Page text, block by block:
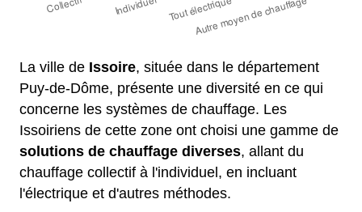
La ville de Issoire, située dans le département
Puy-de-Dôme, présente une diversité en ce qui
concerne les systèmes de chauffage. Les
Issoiriens de cette zone ont choisi une gamme de
solutions de chauffage diverses, allant du
chauffage collectif à l'individuel, en incluant
l'électrique et d'autres méthodes.